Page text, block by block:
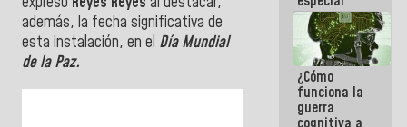
además, la fecha significativa de
esta instalación, en el Día‎ Mundial‎
de‎ la‎ Paz.
para
adaptarse
al plan de
ahorro
energético
¿Cómo
funciona la
guerra